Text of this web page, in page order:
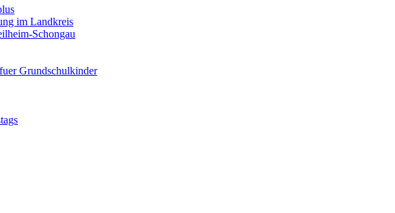
im Landkreis
Schongau
Grundschulkinder